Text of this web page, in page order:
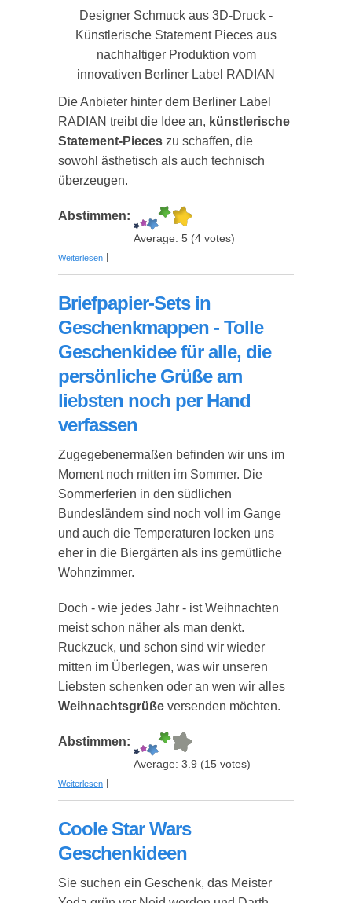
Designer Schmuck aus 3D-Druck -
Künstlerische Statement Pieces aus
nachhaltiger Produktion vom
innovativen Berliner Label RADIAN
Die Anbieter hinter dem Berliner Label
RADIAN treibt die Idee an, künstlerische
Statement-Pieces zu schaffen, die
sowohl ästhetisch als auch technisch
überzeugen.
Abstimmen:
Average: 5 (4 votes)
Weiterlesen über Designer Schmuck aus 3D-Druck -
Briefpapier-Sets in
Geschenkmappen - Tolle
Geschenkidee für alle, die
persönliche Grüße am
liebsten noch per Hand
verfassen
Zugegebenermaßen befinden wir uns im
Moment noch mitten im Sommer. Die
Sommerferien in den südlichen
Bundesländern sind noch voll im Gange
und auch die Temperaturen locken uns
eher in die Biergärten als ins gemütliche
Wohnzimmer.
Doch - wie jedes Jahr - ist Weihnachten
meist schon näher als man denkt.
Ruckzuck, und schon sind wir wieder
mitten im Überlegen, was wir unseren
Liebsten schenken oder an wen wir alles
Weihnachtsgrüße versenden möchten.
Abstimmen:
Average: 3.9 (15 votes)
Weiterlesen über Briefpapier-Sets in Geschenkmappen - Tolle
Coole Star Wars
Geschenkideen
Sie suchen ein Geschenk, das Meister